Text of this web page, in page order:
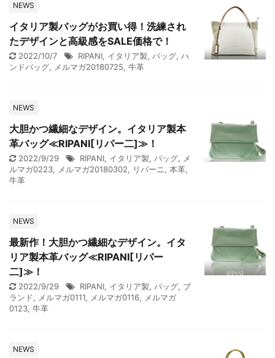
NEWS
イタリア製バッグがお買い得！洗練され
たデザインと高級感をSALE価格で！
2022/10/7 RIPANI, イタリア製, バッグ, ハ
ンドバッグ, メルマガ20180725, 牛革
NEWS
大胆かつ繊細なデザイン。イタリア製本
革バッグ≪RIPANI[リパー二]≫！
2022/9/29 RIPANI, イタリア製, バッグ, メ
ルマガ0223, メルマガ20180302, リパーニ , 本革,
牛革
NEWS
最新作！大胆かつ繊細なデザイン。イタ
リア製本革バッグ≪RIPANI[リパー
二]≫！
2022/9/29 RIPANI, イタリア製, バッグ, ブ
ランド, メルマガ0111, メルマガ0116, メルマガ
0123, 牛革
NEWS